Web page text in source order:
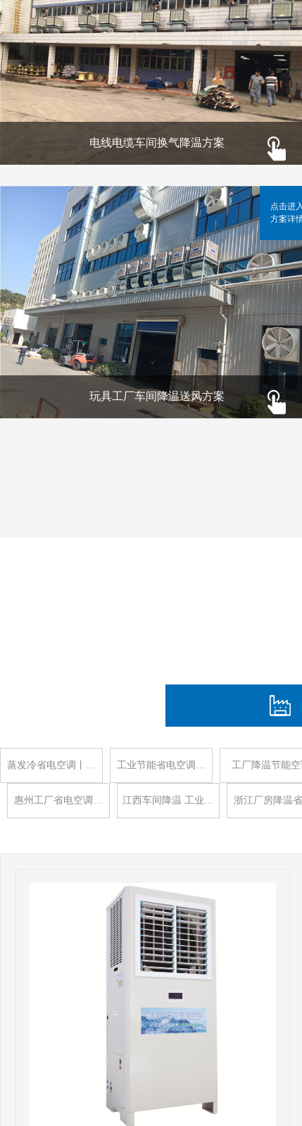
电线电缆车间换气降温方案
玩具工厂车间降温送风方案
点击进入
方案详
蒸发冷省电空调丨… 工业节能省电空调… 工厂降温节能空
惠州工厂省电空调… 江西车间降温 工业… 浙江厂房降温